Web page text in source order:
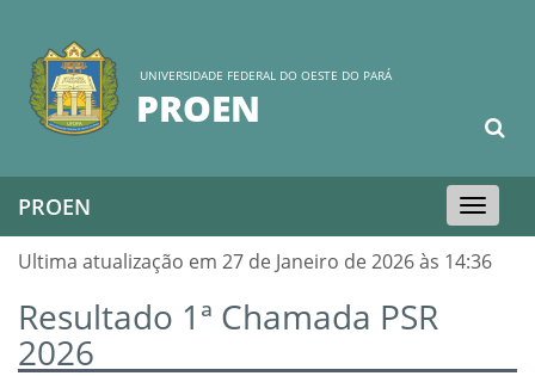
UNIVERSIDADE FEDERAL DO OESTE DO PARÁ
PROEN
Toggle
navigation
PROEN
Ultima atualização em 27 de Janeiro de 2026 às 14:36
Resultado 1ª Chamada PSR
2026